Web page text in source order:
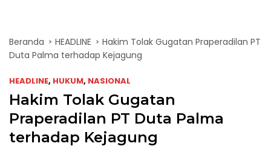
Beranda HEADLINE
Hakim Tolak Gugatan Praperadilan PT
Duta Palma terhadap Kejagung
HEADLINE, HUKUM, NASIONAL
Hakim Tolak Gugatan
Praperadilan PT Duta Palma
terhadap Kejagung